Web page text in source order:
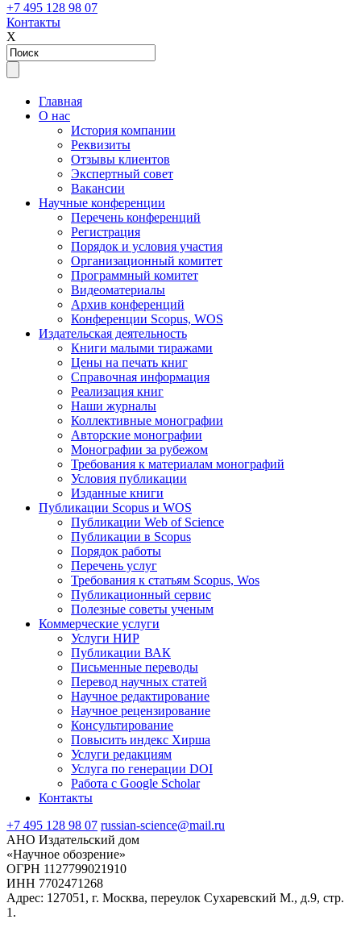
+7 495 128 98 07
Контакты
Х
Главная
О нас
История компании
Реквизиты
Отзывы клиентов
Экспертный совет
Вакансии
Научные конференции
Перечень конференций
Регистрация
Порядок и условия участия
Организационный комитет
Программный комитет
Видеоматериалы
Архив конференций
Конференции Scopus, WOS
Издательская деятельность
Книги малыми тиражами
Цены на печать книг
Справочная информация
Реализация книг
Наши журналы
Коллективные монографии
Авторские монографии
Монографии за рубежом
Требования к материалам монографий
Условия публикации
Изданные книги
Публикации Scopus и WOS
Публикации Web of Science
Публикации в Scopus
Порядок работы
Перечень услуг
Требования к статьям Scopus, Wos
Публикационный сервис
Полезные советы ученым
Коммерческие услуги
Услуги НИР
Публикации ВАК
Письменные переводы
Перевод научных статей
Научное редактирование
Научное рецензирование
Консультирование
Повысить индекс Хирша
Услуги редакциям
Услуга по генерации DOI
Работа с Google Scholar
Контакты
+7 495 128 98 07 russian-science@mail.ru
АНО Издательский дом
«Научное обозрение»
ОГРН 1127799021910
ИНН 7702471268
Адрес: 127051, г. Москва, переулок Сухаревский М., д.9, стр.
1.